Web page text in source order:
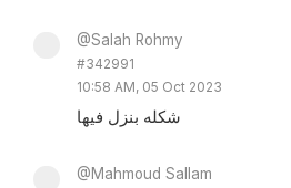
@Salah Rohmy
#342991
10:58 AM, 05 Oct 2023
شكله بنزل فيها
@Mahmoud Sallam